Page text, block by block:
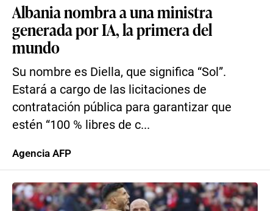
Albania nombra a una ministra
generada por IA, la primera del
mundo
Su nombre es Diella, que significa “Sol”.
Estará a cargo de las licitaciones de
contratación pública para garantizar que
estén “100 % libres de c...
Agencia AFP